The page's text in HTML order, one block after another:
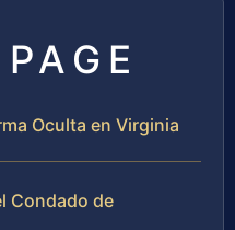
Oculta en Virginia
Condado de